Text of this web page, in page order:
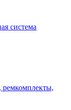
система
ремкомплекты,